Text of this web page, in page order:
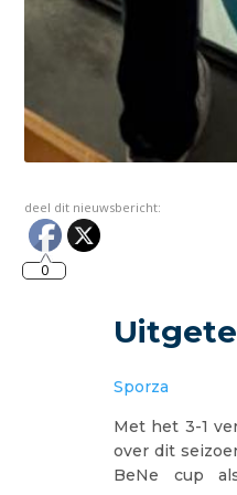
deel dit nieuwsbericht:
0
Sporza
Met het 3-1
over dit
BeNe cup